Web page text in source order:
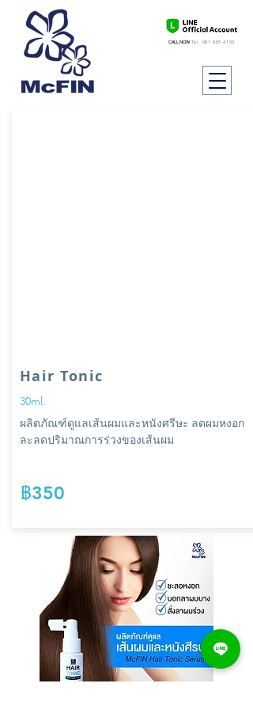
CALL NOW Tel. 081 855 4150
Hair Tonic
30ml.
ผลิตภัณฑ์ดูแลเส้นผมและหนังศรีษะ ลดผมหงอก
ละลดปริมาณการร่วงของเส้นผม
฿350